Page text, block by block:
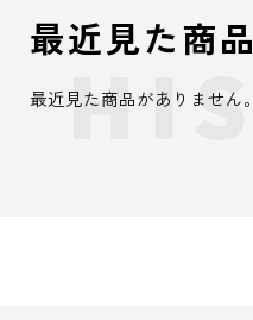
最近見た商品
最近見た商品がありません。